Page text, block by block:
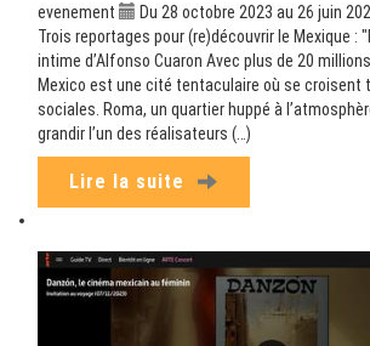
evenement
Du 28 octobre 2023 au 26 juin
Trois reportages pour (re)découvrir le Mexique :
intime d’Alfonso Cuaron Avec plus de 20
Mexico est une cité tentaculaire où se croisent
sociales. Roma, un quartier huppé à
grandir l’un des réalisateurs (…)
Lire la suite